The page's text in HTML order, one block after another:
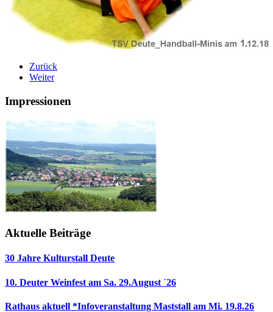
Zurück
Weiter
Impressionen
Aktuelle Beiträge
30 Jahre Kulturstall Deute
10. Deuter Weinfest am Sa. 29.August ´26
Rathaus aktuell *Infoveranstaltung Maststall am Mi. 19.8.26